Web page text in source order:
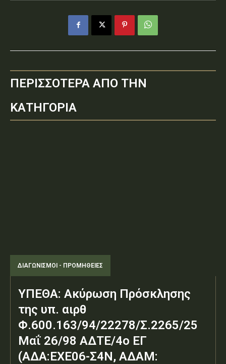
ΠΕΡΙΣΣΟΤΕΡΑ ΑΠΟ ΤΗΝ
ΚΑΤΗΓΟΡΙΑ
ΔΙΑΓΩΝΙΣΜΟΊ - ΠΡΟΜΉΘΕΙΕΣ
ΥΠΕΘΑ: Ακύρωση Πρόσκλησης
της υπ. αιρθ
Φ.600.163/94/22278/Σ.2265/25
Μαΐ 26/98 ΑΔΤΕ/4ο ΕΓ
(ΑΔΑ:ΕΧΕ06-Σ4Ν, ΑΔΑΜ: